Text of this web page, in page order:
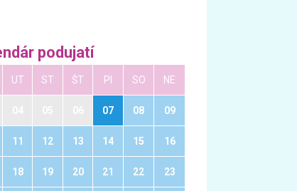
podujatí
UT ST ŠT PI SO NE
07 08 09
11 12 13 14 15 16
18 19 20 21 22 23